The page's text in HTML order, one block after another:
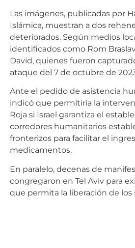
Las imágenes, publicadas por
Islámica, muestran a dos
deteriorados. Según medios
identificados como Rom
David, quienes fueron
ataque del 7 de octubre de
Ante el pedido de asistencia
indicó que permitiría la
Roja si Israel garantiza el
corredores humanitarios
fronterizos para facilitar el
medicamentos.
En paralelo, decenas de
congregaron en Tel Aviv para
que permita la liberación de los